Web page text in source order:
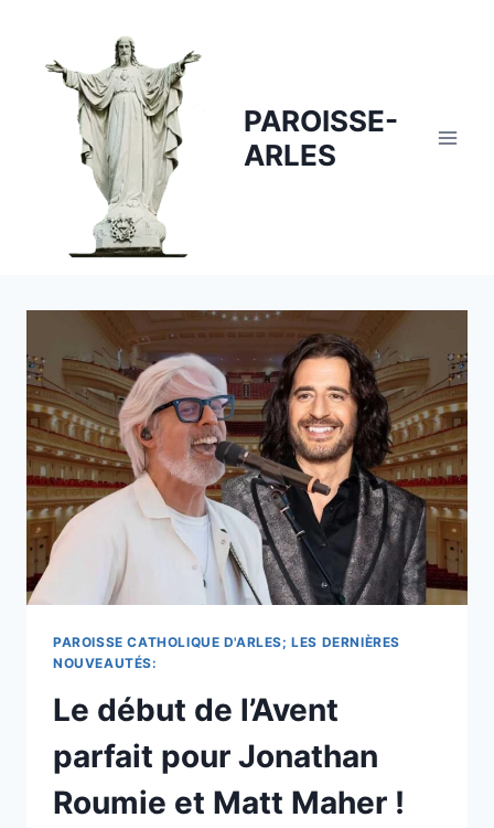
content
PAROISSE-
ARLES
PAROISSE CATHOLIQUE D'ARLES; LES DERNIÈRES
NOUVEAUTÉS:
Le début de l’Avent
parfait pour Jonathan
Roumie et Matt Maher !